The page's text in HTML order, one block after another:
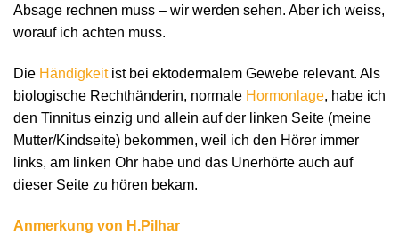
Absage rechnen muss – wir werden sehen. Aber ich weiss,
worauf ich achten muss.
Die Händigkeitist bei ektodermalem Gewebe relevant. Als
biologische Rechthänderin, normale Hormonlage, habe ich
den Tinnitus einzig und allein auf der linken Seite (meine
Mutter/Kindseite) bekommen, weil ich den Hörer immer
links, am linken Ohr habe und das Unerhörte auch auf
dieser Seite zu hören bekam.
Anmerkung von H.Pilhar